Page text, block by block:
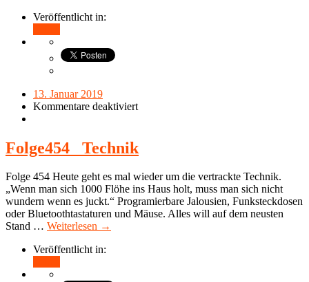
Veröffentlicht in:
13. Januar 2019
Kommentare deaktiviert
Folge454_ Technik
Folge 454 Heute geht es mal wieder um die vertrackte Technik.
„Wenn man sich 1000 Flöhe ins Haus holt, muss man sich nicht
wundern wenn es juckt.“ Programierbare Jalousien, Funksteckdosen
oder Bluetoothtastaturen und Mäuse. Alles will auf dem neusten
Stand … Weiterlesen →
Veröffentlicht in: